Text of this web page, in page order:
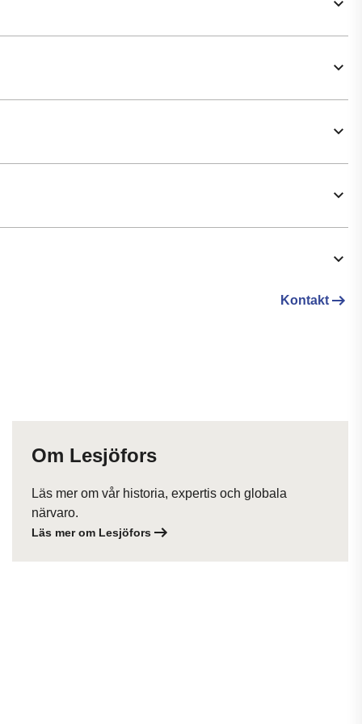
Kontakt
Om Lesjöfors
Läs mer om vår historia, expertis och globala
närvaro.
Läs mer om Lesjöfors